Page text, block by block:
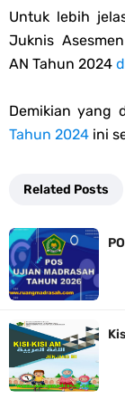
Untuk lebih
Juknis
AN Tahun 2024
Demikian yang
Tahun 2024 ini
Related Posts